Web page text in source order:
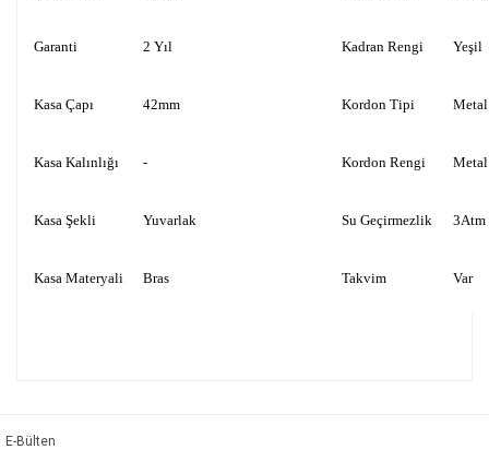
Garanti 2 Yıl Kadran Rengi Yeşil
Kasa Çapı 42mm Kordon Tipi Metal
Kasa Kalınlığı - Kordon Rengi Metal
Kasa Şekli Yuvarlak Su Geçirmezlik 3Atm
Kasa Materyali Bras Takvim Var
E-Bülten